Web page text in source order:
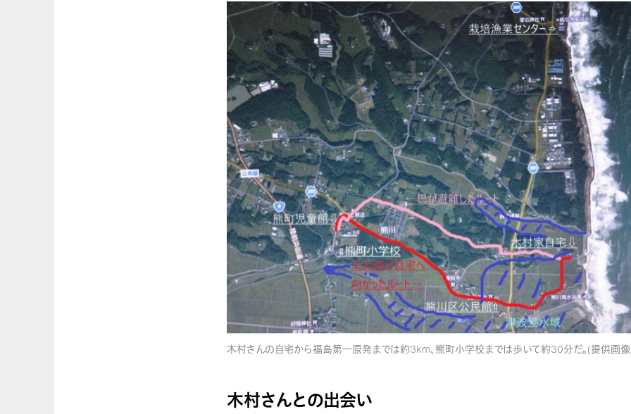
木村さんの自宅から福島第一原発までは約3km、熊町小学校までは歩いて約30分だ。(提供画
木村さんとの出会い